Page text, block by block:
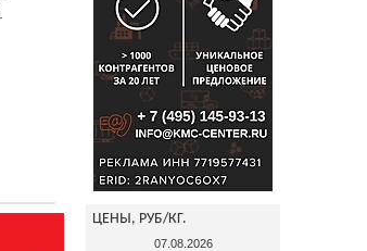
ЦЕНЫ, РУБ/КГ.
07.08.2026